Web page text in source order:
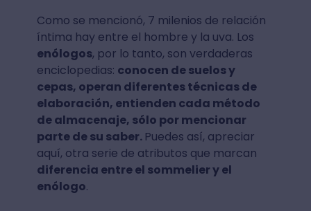
Como se mencionó, 7 milenios de relación
íntima hay entre el hombre y la uva. Los
enólogos, por lo tanto, son verdaderas
enciclopedias: conocen de suelos y
cepas, operan diferentes técnicas de
elaboración, entienden cada método
de almacenaje, sólo por mencionar
parte de su saber. Puedes así, apreciar
aquí, otra serie de atributos que marcan
diferencia entre el sommelier y el
enólogo.